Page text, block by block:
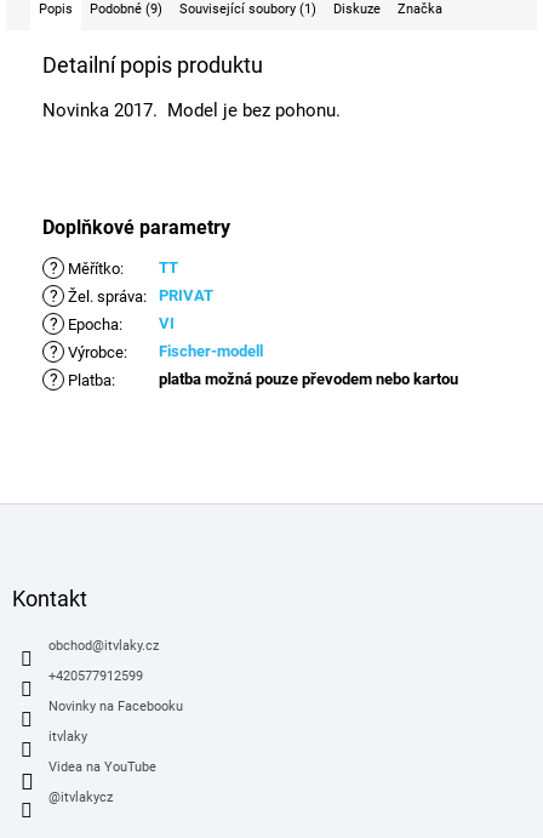
Popis Podobné (9) Související soubory (1) Diskuze Značka
Detailní popis produktu
Novinka 2017. Model je bez pohonu.
Doplňkové parametry
? Měřítko: TT
? Žel. správa: PRIVAT
? Epocha: VI
? Výrobce: Fischer-modell
? Platba: platba možná pouze převodem nebo kartou
Kontakt
obchod@itvlaky.cz
+420577912599
Novinky na Facebooku
itvlaky
Videa na YouTube
@itvlakycz